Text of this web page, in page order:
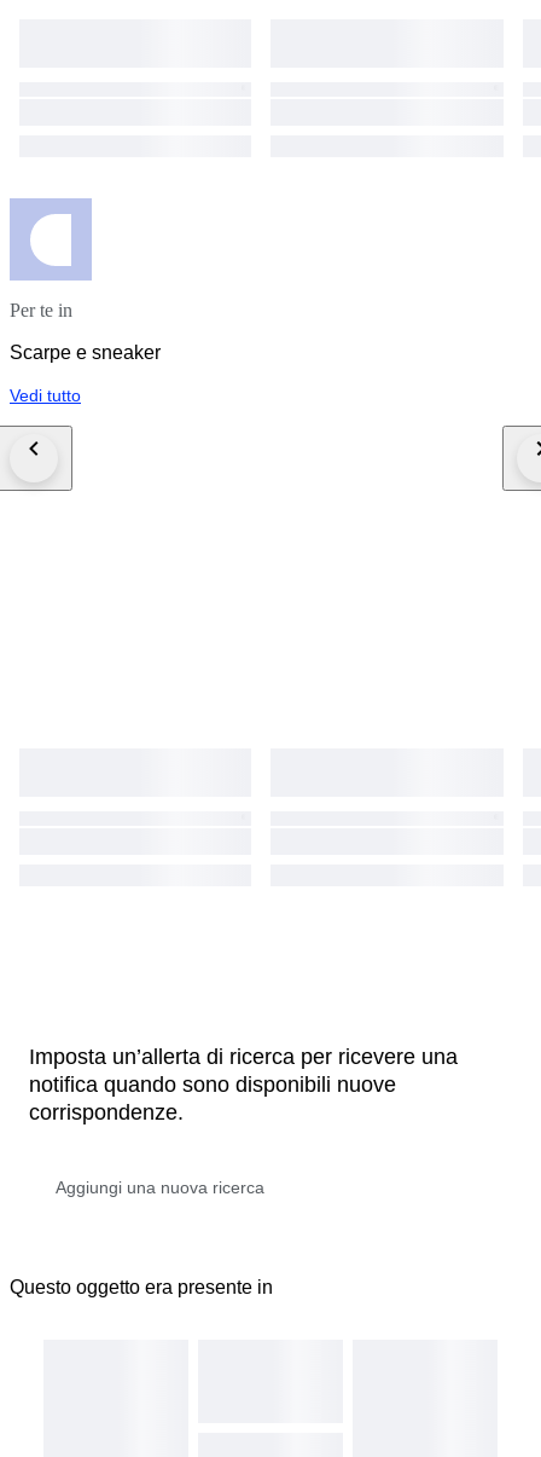
Per te in
Scarpe e sneaker
Vedi tutto
Imposta un’allerta di ricerca per ricevere una
notifica quando sono disponibili nuove
corrispondenze.
Questo oggetto era presente in